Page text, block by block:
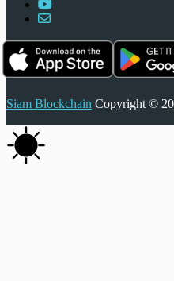
Siam Blockchain Copyright ©